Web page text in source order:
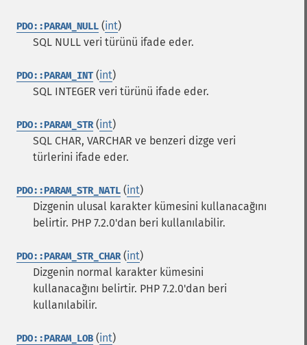
PDO::PARAM_NULL (int)
SQL NULL veri türünü ifade eder.
PDO::PARAM_INT (int)
SQL INTEGER veri türünü ifade eder.
PDO::PARAM_STR(int)
SQL CHAR, VARCHAR ve benzeri dizge veri
türlerini ifade eder.
PDO::PARAM_STR_NATL (int)
Dizgenin ulusal karakter kümesini kullanacağını
belirtir. PHP 7.2.0'dan beri kullanılabilir.
PDO::PARAM_STR_CHAR(int)
Dizgenin normal karakter kümesini
kullanacağını belirtir. PHP 7.2.0'dan beri
kullanılabilir.
PDO::PARAM_LOB (int)